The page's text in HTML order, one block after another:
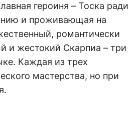
героиня – Тоска ради
и проживающая на
романтически
и жестокий Скарпиа – три
Каждая из трех
мастерства, но при